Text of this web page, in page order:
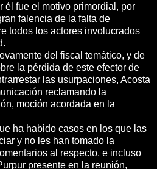
él fue el motivo primordial, por
falencia de la falta de
todos los actores involucrados
del fiscal temático, y de
la pérdida de este efector de
las usurpaciones, Acosta
reclamando la
moción acordada en la
ha habido casos en los que las
y no les han tomado la
al respecto, e incluso
presente en la reunión,